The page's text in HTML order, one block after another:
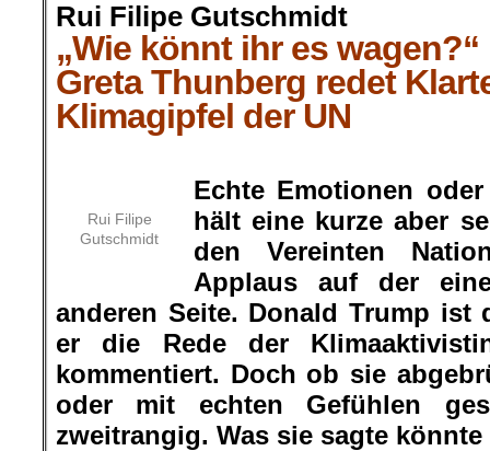
Rui Filipe Gutschmidt
„Wie könnt ihr es wagen?“
Greta Thunberg redet
Klimagipfel der UN
Rui Filipe
Gutschmidt
Echte Emotionen
hält eine kurze aber
den Vereinten
Applaus auf der
anderen Seite. Donald Trump ist
er die Rede der
kommentiert. Doch ob sie
oder mit echten Gefühlen
zweitrangig. Was sie sagte